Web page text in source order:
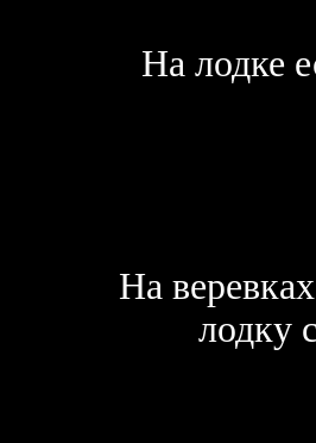
На лодке
На
лодку